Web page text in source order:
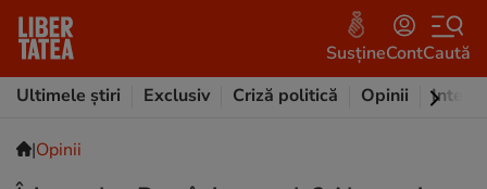
SusțineContCaută
Ultimele știri
Exclusiv Criză politică Opinii
|Opinii